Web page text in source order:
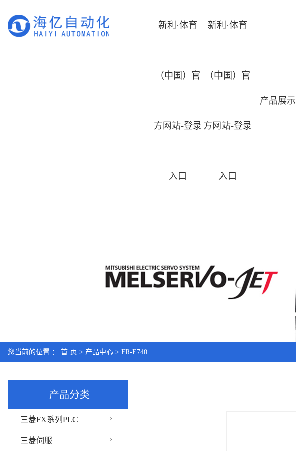
新利·体育
（中国）官
方网站-登录
入口
新利·体育
（中国）官
方网站-登录
入口
产品展示
您当前的位置 ： 首 页 > 产品中心 > FR-E740
产品分类
三菱FX系列PLC
三菱伺服